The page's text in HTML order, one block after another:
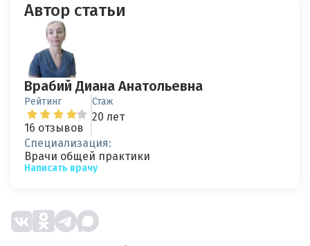
Автор статьи
Врабий Диана Анатольевна
Рейтинг
16 отзывов
Стаж
20 лет
Специализация:
Врачи общей практики
Написать врачу